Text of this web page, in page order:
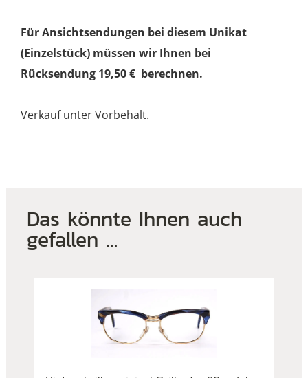
Für Ansichtsendungen bei diesem Unikat
(Einzelstück) müssen wir Ihnen bei
Rücksendung 19,50 € berechnen.
Verkauf unter Vorbehalt.
Das könnte Ihnen auch
gefallen …